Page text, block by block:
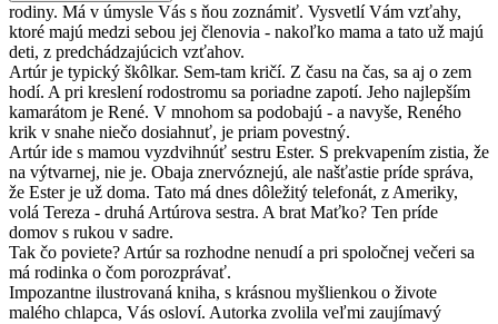
rodiny. Má v úmysle Vás s ňou zoznámiť. Vysvetlí Vám vzťahy,
ktoré majú medzi sebou jej členovia - nakoľko mama a tato už majú
deti, z predchádzajúcich vzťahov.
Artúr je typický škôlkar. Sem-tam kričí. Z času na čas, sa aj o zem
hodí. A pri kreslení rodostromu sa poriadne zapotí. Jeho najlepším
kamarátom je René. V mnohom sa podobajú - a navyše, Reného
krik v snahe niečo dosiahnuť, je priam povestný.
Artúr ide s mamou vyzdvihnúť sestru Ester. S prekvapením zistia, že
na výtvarnej, nie je. Obaja znervóznejú, ale našťastie príde správa,
že Ester je už doma. Tato má dnes dôležitý telefonát, z Ameriky,
volá Tereza - druhá Artúrova sestra. A brat Maťko? Ten príde
domov s rukou v sadre.
Tak čo poviete? Artúr sa rozhodne nenudí a pri spoločnej večeri sa
má rodinka o čom porozprávať.
Impozantne ilustrovaná kniha, s krásnou myšlienkou o živote
malého chlapca, Vás osloví. Autorka zvolila veľmi zaujímavý